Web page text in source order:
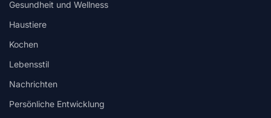
Gesundheit und Wellness
Haustiere
Kochen
Lebensstil
Nachrichten
Persönliche Entwicklung